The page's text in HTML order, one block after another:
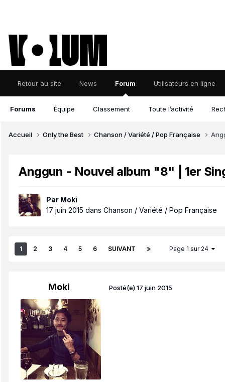
Retour au site News Forum
Forums Équipe Classement Toute l’activité
Utilisateurs en ligne
Accueil Only the Best Chanson / Variété / Pop Française
Anggun - Nouvel album "8" | 1er
Par Moki
17 juin 2015 dans Chanson / Variété / Pop Française
1 2 3 4 5 6 SUIVANT Page 1 sur 24
Moki Posté(e)17 juin 2015